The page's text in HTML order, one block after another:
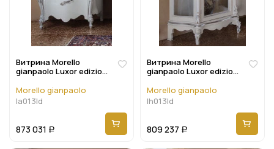
Витрина Morello
gianpaolo Luxor edizione
Morello gianpaolo
la013ld
873 031 Р
Витрина Morello
gianpaolo Luxor edizione
Morello gianpaolo
lh013ld
809 237 Р